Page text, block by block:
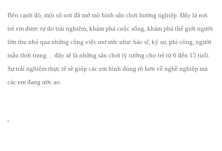
Bên cạnh đó, một số nơi đã mở mô hình sân chơi hướng nghiệp. Đây là nơi
trẻ em được tự do trải nghiệm, khám phá cuộc sống, khám phá thế giới người
lớn thu nhỏ qua những công việc mơ ước như: bác sĩ, kỹ sư, phi công, người
mẫu thời trang… đây sẽ là những sân chơi lý tưởng cho trẻ từ 6 đến 15 tuổi.
Sự trải nghiệm thực tế sẽ giúp các em hình dung rõ hơn về nghề nghiệp mà
các em đang ước ao.
'